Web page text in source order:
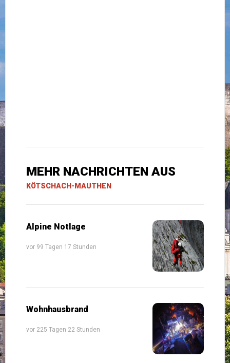
MEHR NACHRICHTEN AUS
KÖTSCHACH-MAUTHEN
Alpine Notlage
vor 99 Tagen 17 Stunden
Wohnhausbrand
vor 225 Tagen 22 Stunden